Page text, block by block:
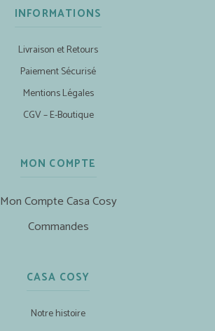
INFORMATIONS
Livraison et Retours
Paiement Sécurisé
Mentions Légales
CGV – E-Boutique
MON COMPTE
Mon Compte Casa Cosy
Commandes
CASA COSY
Notre histoire